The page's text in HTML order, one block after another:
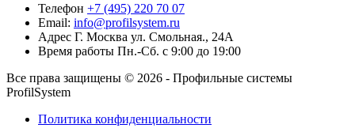
Стойка
435,00₽/м2 В корзину
Телефон +7 (495) 220 70 07
Email: info@profilsystem.ru
Адрес Г. Москва ул. Смольная., 24А
Время работы Пн.-Сб. с 9:00 до 19:00
Все права защищены © 2026 - Профильные системы
ProfilSystem
Политика конфиденциальности